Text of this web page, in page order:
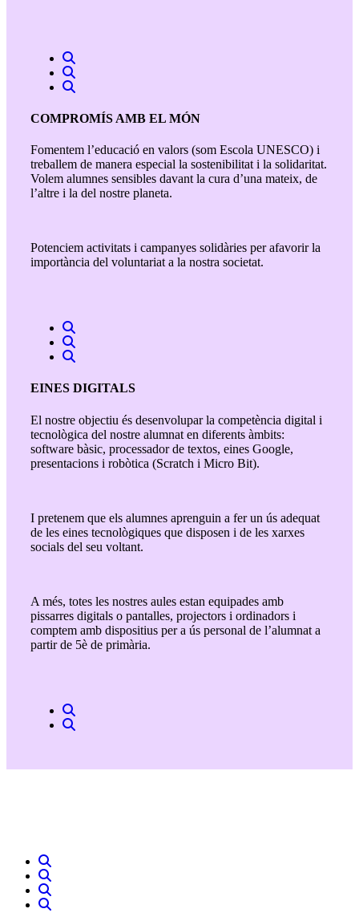
COMPROMÍS AMB EL MÓN
Fomentem l’educació en valors (som Escola UNESCO) i
treballem de manera especial la sostenibilitat i la solidaritat.
Volem alumnes sensibles davant la cura d’una mateix, de
l’altre i la del nostre planeta.
Potenciem activitats i campanyes solidàries per afavorir la
importància del voluntariat a la nostra societat.
EINES DIGITALS
El nostre objectiu és desenvolupar la competència digital i
tecnològica del nostre alumnat en diferents àmbits:
software bàsic, processador de textos, eines Google,
presentacions i robòtica (Scratch i Micro Bit).
I pretenem que els alumnes aprenguin a fer un ús adequat
de les eines tecnològiques que disposen i de les xarxes
socials del seu voltant.
A més, totes les nostres aules estan equipades amb
pissarres digitals o pantalles, projectors i ordinadors i
comptem amb dispositius per a ús personal de l’alumnat a
partir de 5è de primària.